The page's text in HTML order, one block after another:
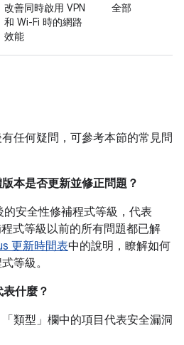
改善同時啟用 VPN
和 Wi-Fi 時的網路
效能
全部
任何疑問，可參考本節的常見問
本是否更新並修正問題？
安全性修補程式等級，代表
式等級以前的所有問題都已解
更新時間表中的說明，瞭解如何
等級。
什麼？
類型」 欄中的項目代表安全漏洞